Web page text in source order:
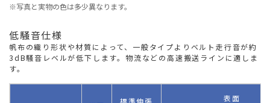
※写真と実物の色は多少異なります。
低騒音仕様
帆布の織り形状や材質によって、一般タイプよりベルト走行音が約
3dB騒音レベルが低下します。物流などの高速搬送ラインに適しま
す。
標準伸張
表面